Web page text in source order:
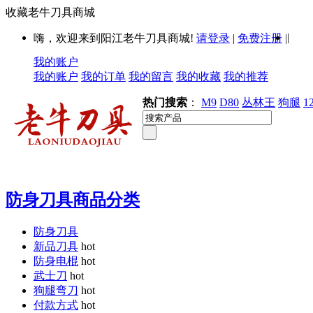
收藏老牛刀具商城
嗨，欢迎来到阳江老牛刀具商城! 请登录 | 免费注册 ||
我的账户
我的账户 我的订单 我的留言 我的收藏 我的推荐
热门搜索 ： M9 D80 丛林王 狗腿
防身刀具商品分类
防身刀具
新品刀具 hot
防身电棍 hot
武士刀 hot
狗腿弯刀 hot
付款方式 hot